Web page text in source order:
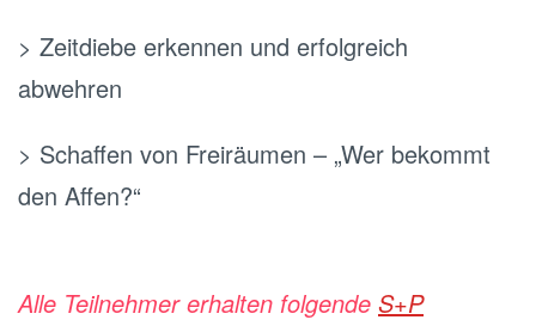
> Zeitdiebe erkennen und erfolgreich
abwehren
> Schaffen von Freiräumen – „Wer bekommt
den Affen?“
Alle Teilnehmer erhalten folgende S+P